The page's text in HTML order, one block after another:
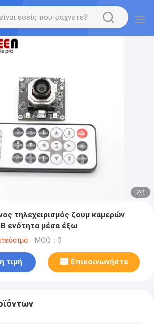
2/4
τηλεχειρισμός ζουμ καμερών
ενότητα μέσα έξω
MOQ：3
τιμή Επικοινωνήστε